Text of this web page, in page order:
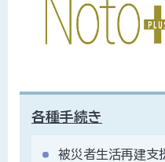
各種手続き
被災者生活再建支